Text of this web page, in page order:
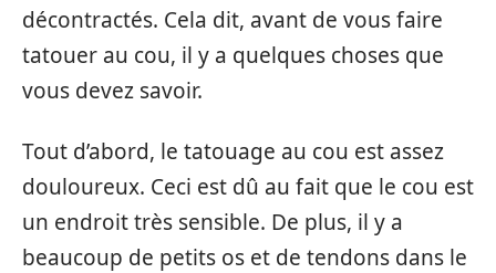
décontractés. Cela dit, avant de vous faire
tatouer au cou, il y a quelques choses que
vous devez savoir.
Tout d’abord, le tatouage au cou est assez
douloureux. Ceci est dû au fait que le cou est
un endroit très sensible. De plus, il y a
beaucoup de petits os et de tendons dans le